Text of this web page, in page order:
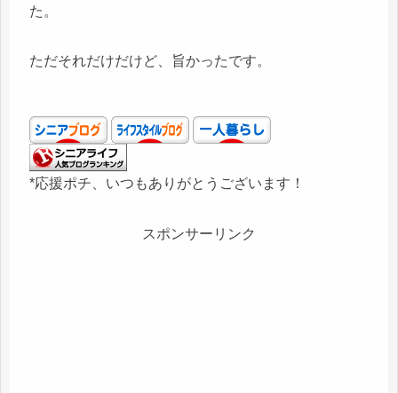
た。
ただそれだけだけど、旨かったです。
*応援ポチ、いつもありがとうございます！
スポンサーリンク